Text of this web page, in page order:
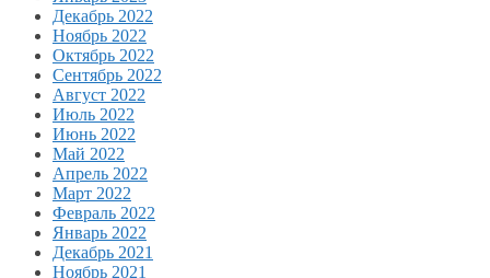
Декабрь 2022
Ноябрь 2022
Октябрь 2022
Сентябрь 2022
Август 2022
Июль 2022
Июнь 2022
Май 2022
Апрель 2022
Март 2022
Февраль 2022
Январь 2022
Декабрь 2021
Ноябрь 2021